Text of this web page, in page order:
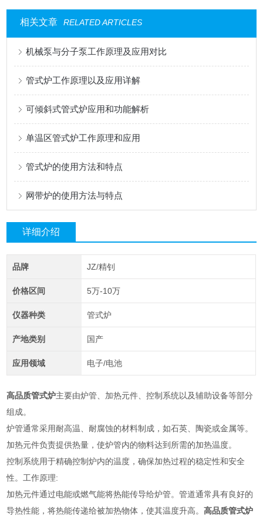
相关文章 RELATED ARTICLES
机械泵与分子泵工作原理及应用对比
管式炉工作原理以及应用详解
可倾斜式管式炉应用和功能解析
单温区管式炉工作原理和应用
管式炉的使用方法和特点
网带炉的使用方法与特点
详细介绍
品牌 JZ/精钊
价格区间 5万-10万
仪器种类 管式炉
产地类别 国产
应用领域 电子/电池
高品质管式炉主要由炉管、加热元件、控制系统以及辅助设备等部分
组成。
炉管通常采用耐高温、耐腐蚀的材料制成，如石英、陶瓷或金属等。
加热元件负责提供热量，使炉管内的物料达到所需的加热温度。
控制系统用于精确控制炉内的温度，确保加热过程的稳定性和安全
性。工作原理:
加热元件通过电能或燃气能将热能传导给炉管。管道通常具有良好的
导热性能，将热能传递给被加热物体，使其温度升高。高品质管式炉